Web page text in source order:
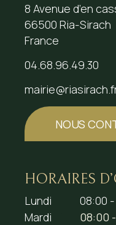
8 Avenue d’en
66500 Ria-Sirach
France
04.68.96.49.30
NOUS
HORAIRES
Lundi
08:00 -
Mardi
08:00